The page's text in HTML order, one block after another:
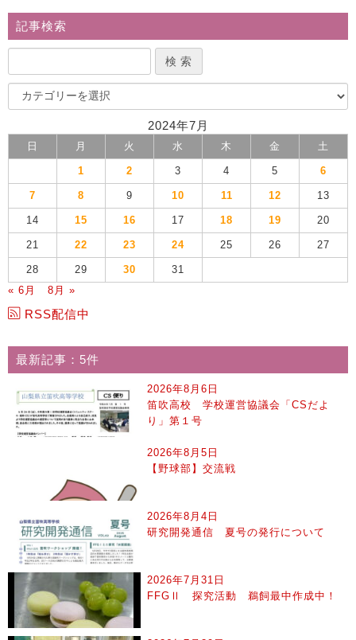
記事検索
2024年7月
日 月 火 水 木 金 土
1 2 3 4 5 6
7 8 9 10 11 12 13
14 15 16 17 18 19 20
21 22 23 24 25 26 27
28 29 30
31
« 6月
8月 »
RSS配信中
最新記事：5件
2026年8月6日
笛吹高校 学校運営協議会「CSだよ
り」第１号
2026年8月5日
【野球部】交流戦
2026年8月4日
研究開発通信 夏号の発行について
2026年7月31日
FFGⅡ 探究活動 鵜飼最中作成中！